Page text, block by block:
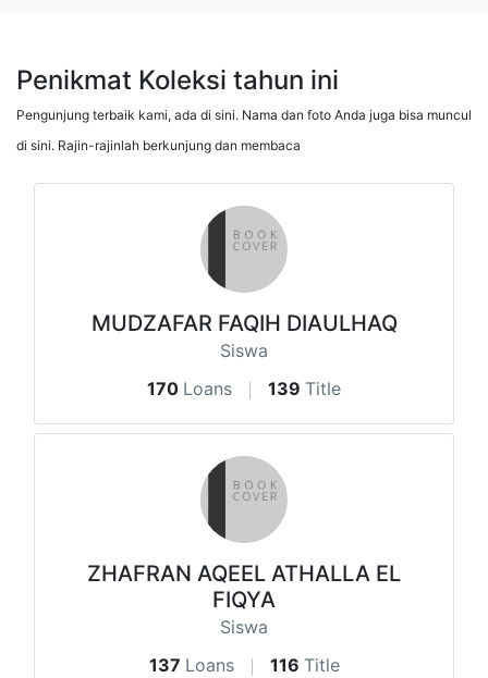
Penikmat Koleksi tahun ini
Pengunjung terbaik kami, ada di sini. Nama dan foto Anda juga bisa muncul
di sini. Rajin-rajinlah berkunjung dan membaca
MUDZAFAR FAQIH DIAULHAQ
Siswa
170 Loans 139 Title
ZHAFRAN AQEEL ATHALLA EL
FIQYA
Siswa
137 Loans 116 Title